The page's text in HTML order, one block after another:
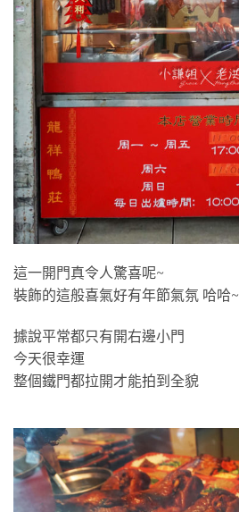
這一開門真令人驚喜呢~
裝飾的這般喜氣好有年節氣氛 哈哈~
據說平常都只有開右邊小門
今天很幸運
整個鐵門都拉開才能拍到全貌